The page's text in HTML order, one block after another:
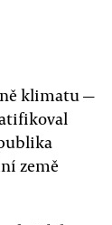
klimatu —
země